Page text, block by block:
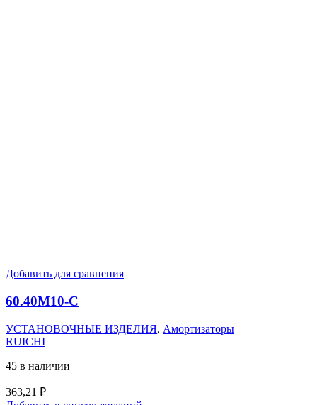
Добавить для сравнения
60.40M10-C
УСТАНОВОЧНЫЕ ИЗДЕЛИЯ, Амортизаторы
RUICHI
45 в наличии
363,21 ₽